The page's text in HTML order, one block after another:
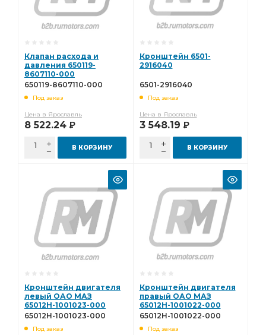
Клапан расхода и
давления 650119-
8607110-000
650119-8607110-000
Под заказ
Цена в Ярославль
8 522.24 Р
В КОРЗИНУ
Кронштейн 6501-
2916040
6501-2916040
Под заказ
Цена в Ярославль
3 548.19 Р
В КОРЗИНУ
Кронштейн двигателя
левый ОАО МАЗ
65012Н-1001023-000
65012Н-1001023-000
Под заказ
Кронштейн двигателя
правый ОАО МАЗ
65012Н-1001022-000
65012Н-1001022-000
Под заказ